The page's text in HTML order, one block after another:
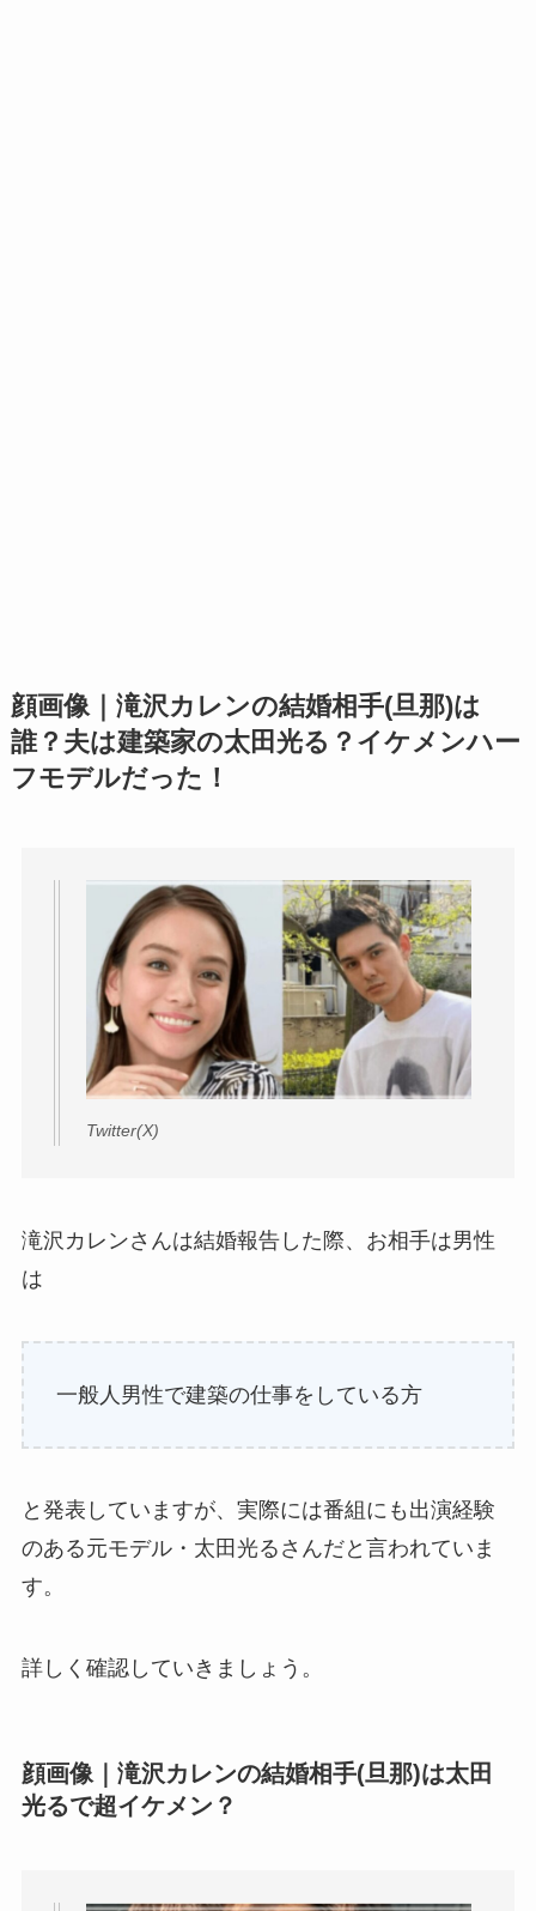
顔画像｜滝沢カレンの結婚相手(旦那)は
誰？夫は建築家の太田光る？イケメンハー
フモデルだった！
Twitter(X)
滝沢カレンさんは結婚報告した際、お相手は男性
は
一般人男性で建築の仕事をしている方
と発表していますが、実際には番組にも出演経験
のある元モデル・太田光るさんだと言われていま
す。
詳しく確認していきましょう。
顔画像｜滝沢カレンの結婚相手(旦那)は太田
光るで超イケメン？